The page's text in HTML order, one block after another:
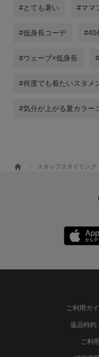
#とても暑い #ママ
#低身長コーデ #40
#ウェーブ×低身長
#何度でも着たいスタメ
#気分が上がる夏カラー
スタッフスタイリング
ご利用ガ
返品特約
ご利